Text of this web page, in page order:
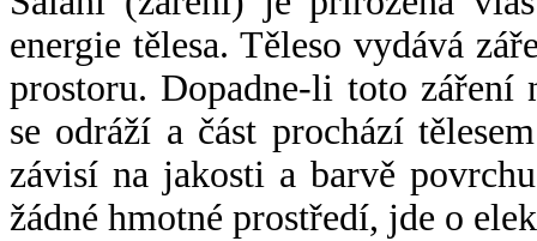
energie tělesa. Těleso vydává
prostoru. Dopadne-li toto záření
se odráží a část prochází
závisí na jakosti a barvě
žádné hmotné prostředí, jde o